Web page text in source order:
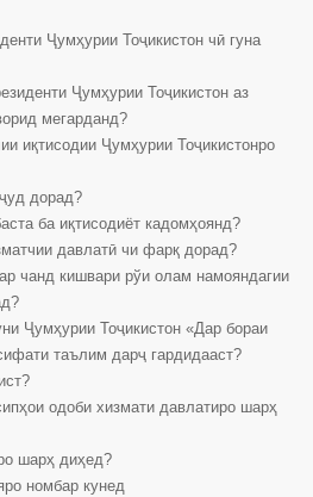
Ҷумҳурии Тоҷикистон чӣ гуна
Ҷумҳурии Тоҷикистон аз
мегарданд?
иқтисодии Ҷумҳурии Тоҷикистонро
дорад?
ба иқтисодиёт кадомҳоянд?
давлатӣ чи фарқ дорад?
чанд кишвари рўи олам намояндагии
Ҷумҳурии Тоҷикистон «Дар бораи
таълим дарҷ гардидааст?
одоби хизмати давлатиро шарҳ
шарҳ диҳед?
номбар кунед